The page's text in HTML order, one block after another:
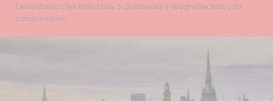
Lamentamos las molestias ocasionadas y le agradecemos su
comprensión.